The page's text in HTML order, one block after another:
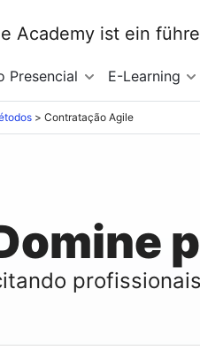
Presencial E-Learning
> Contratação Agile